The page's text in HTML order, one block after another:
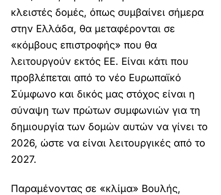
κλειστές δομές, όπως συμβαίνει σήμερα
στην Ελλάδα, θα μεταφέρονται σε
«κόμβους επιστροφής» που θα
λειτουργούν εκτός ΕΕ. Είναι κάτι που
προβλέπεται από το νέο Ευρωπαϊκό
Σύμφωνο και δικός μας στόχος είναι η
σύναψη των πρώτων συμφωνιών για τη
δημιουργία των δομών αυτών να γίνει το
2026, ώστε να είναι λειτουργικές από το
2027.
Παραμένοντας σε «κλίμα» Βουλής,